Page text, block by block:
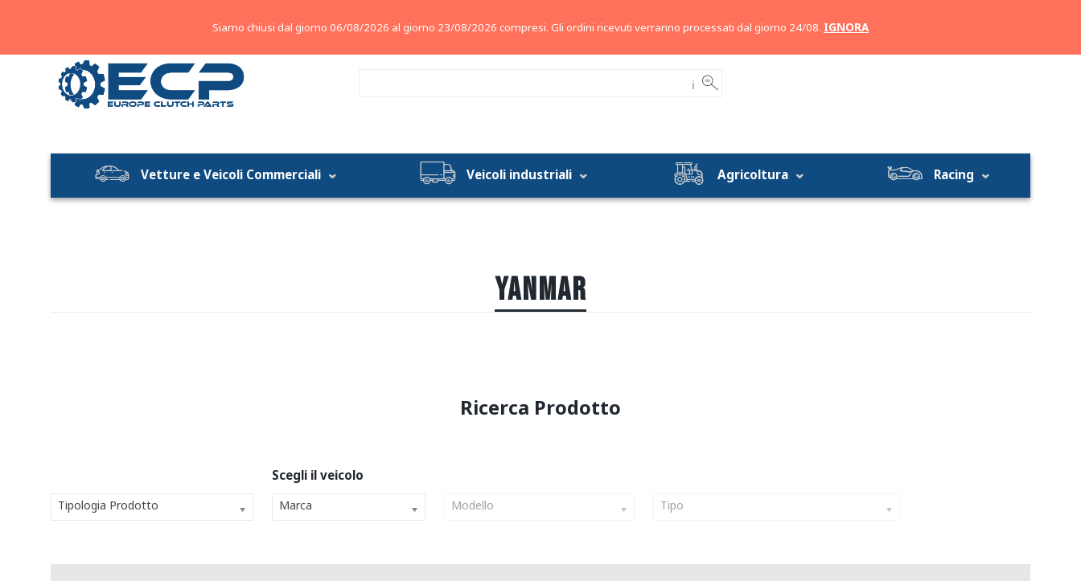
ℹ
Vetture e Veicoli Commerciali Veicoli industriali Agricoltura Racing
YANMAR
Tipologia Prodotto Marca Modello Tipo
Siamo chiusi dal giorno 06/08/2026 al giorno 23/08/2026 compresi. Gli ordini ricevuti verranno processati dal giorno 24/08. IGNORA